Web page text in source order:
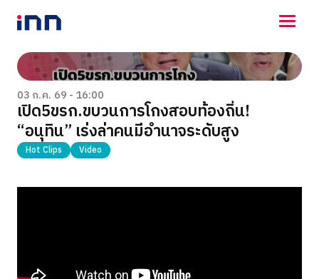
NEWS
ENTERTAINMENT
LIFESTYLE
HOROSCOPE
LOTTERY
VIDEO
03 ก.ค. 69 - 16:00
เปิด5ขรก.ขบวนการโกงสอบท้องถิ่น!
“อนุทิน” เร่งล่าคนมีอำนาจระดับสูง
Hot Clips Video